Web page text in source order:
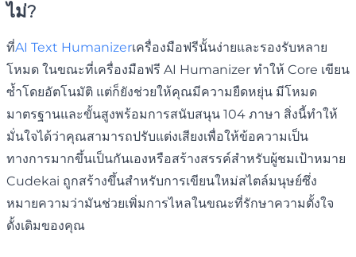
ไม่?
ที่AI Text Humanizerเครื่องมือฟรีนั้นง่ายและรองรับหลาย
โหมด ในขณะที่เครื่องมือฟรี AI Humanizer ทำให้ Core เขียน
ซ้ำโดยอัตโนมัติ แต่ก็ยังช่วยให้คุณมีความยืดหยุ่น มีโหมด
มาตรฐานและขั้นสูงพร้อมการสนับสนุน 104 ภาษา สิ่งนี้ทำให้
มั่นใจได้ว่าคุณสามารถปรับแต่งเสียงเพื่อให้ข้อความเป็น
ทางการมากขึ้นเป็นกันเองหรือสร้างสรรค์สำหรับผู้ชมเป้าหมาย
Cudekai ถูกสร้างขึ้นสำหรับการเขียนใหม่สไตล์มนุษย์ซึ่ง
หมายความว่ามันช่วยเพิ่มการไหลในขณะที่รักษาความตั้งใจ
ดั้งเดิมของคุณ